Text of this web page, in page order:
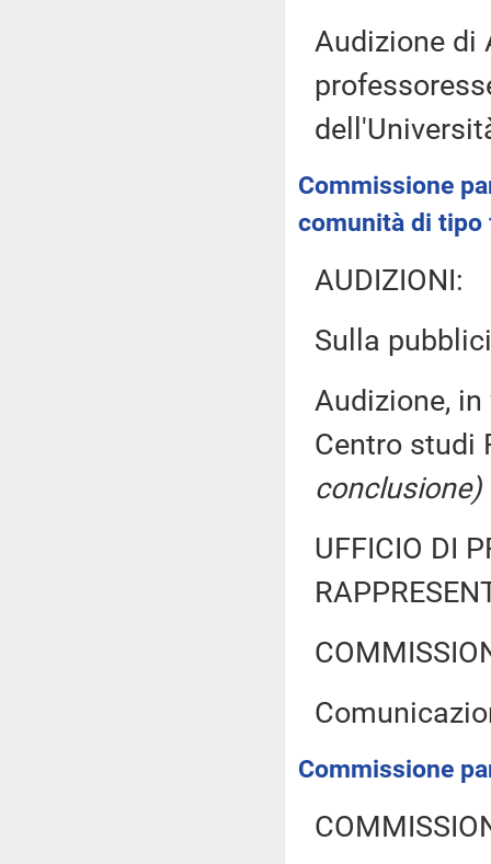
Audizione di
Commissione
comunità di tipo
AUDIZIONI:
Sulla
Audizione,
Centro studi
conclusione)
UFFICIO DI
Commissione